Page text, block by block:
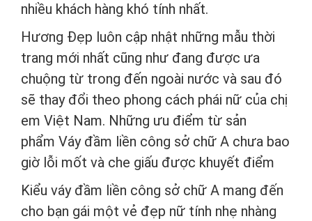
nhiều khách hàng khó tính nhất.
Hương Đẹp luôn cập nhật những mẫu thời
trang mới nhất cũng như đang được ưa
chuộng từ trong đến ngoài nước và sau đó
sẽ thay đổi theo phong cách phái nữ của chị
em Việt Nam. Những ưu điểm từ sản
phẩm Váy đầm liền công sở chữ A chưa bao
giờ lỗi mốt và che giấu được khuyết điểm
Kiểu váy đầm liền công sở chữ A mang đến
cho bạn gái một vẻ đẹp nữ tính nhẹ nhàng